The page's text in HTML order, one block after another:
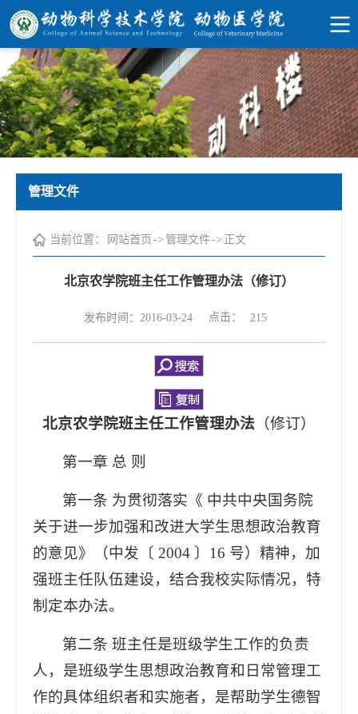
管理文件
当前位置： 网站首页 -> 管理文件-> 正文
北京农学院班主任工作管理办法（修订）
发布时间：2016-03-24 点击： 215
北京农学院班主任工作管理办法 （修订）
第一章 总 则
第一条 为贯彻落实《 中共中央国务院
关于进一步加强和改进大学生思想政治教育
的意见》（中发〔 2004 〕16 号）精神，加
强班主任队伍建设，结合我校实际情况，特
制定本办法。
第二条 班主任是班级学生工作的负责
人，是班级学生思想政治教育和日常管理工
作的具体组织者和实施者，是帮助学生德智